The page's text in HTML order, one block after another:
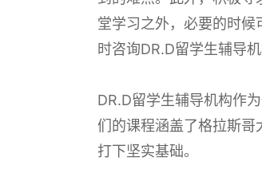
堂学习之外，必要的时
时咨询DR.D留学生辅导
DR.D留学生辅导机构作
们的课程涵盖了格拉斯哥
打下坚实基础。